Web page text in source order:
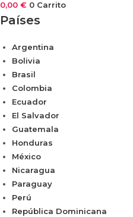
0,00 € 0 Carrito
Países
Argentina
Bolivia
Brasil
Colombia
Ecuador
El Salvador
Guatemala
Honduras
México
Nicaragua
Paraguay
Perú
República Dominicana